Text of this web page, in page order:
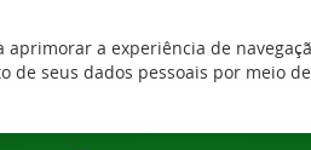
a experiência de
de seus dados pessoais por meio